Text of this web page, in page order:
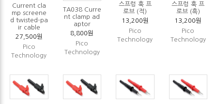
Current cla
mp screene
d twisted-pa
ir cable
27,500원
Pico
Technology
TA038 Curre
nt clamp ad
aptor
8,800원
Pico
Technology
스프렁 훅 프
로브 (적)
13,200원
Pico
Technology
스프렁 훅 프
로브 (흑)
13,200원
Pico
Technology